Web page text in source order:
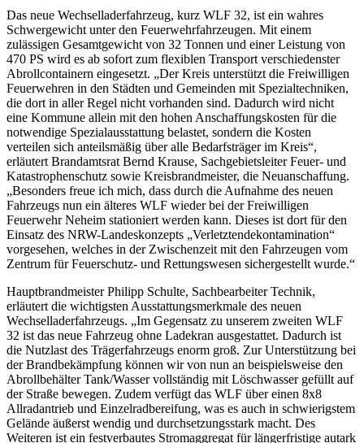
Das neue Wechselladerfahrzeug, kurz WLF 32, ist ein wahres
Schwergewicht unter den Feuerwehrfahrzeugen. Mit einem
zulässigen Gesamtgewicht von 32 Tonnen und einer Leistung von
470 PS wird es ab sofort zum flexiblen Transport verschiedenster
Abrollcontainern eingesetzt. „Der Kreis unterstützt die Freiwilligen
Feuerwehren in den Städten und Gemeinden mit Spezialtechniken,
die dort in aller Regel nicht vorhanden sind. Dadurch wird nicht
eine Kommune allein mit den hohen Anschaffungskosten für die
notwendige Spezialausstattung belastet, sondern die Kosten
verteilen sich anteilsmäßig über alle Bedarfsträger im Kreis“,
erläutert Brandamtsrat Bernd Krause, Sachgebietsleiter Feuer- und
Katastrophenschutz sowie Kreisbrandmeister, die Neuanschaffung.
„Besonders freue ich mich, dass durch die Aufnahme des neuen
Fahrzeugs nun ein älteres WLF wieder bei der Freiwilligen
Feuerwehr Neheim stationiert werden kann. Dieses ist dort für den
Einsatz des NRW-Landeskonzepts „Verletztendekontamination“
vorgesehen, welches in der Zwischenzeit mit den Fahrzeugen vom
Zentrum für Feuerschutz- und Rettungswesen sichergestellt wurde.“
Hauptbrandmeister Philipp Schulte, Sachbearbeiter Technik,
erläutert die wichtigsten Ausstattungsmerkmale des neuen
Wechselladerfahrzeugs. „Im Gegensatz zu unserem zweiten WLF
32 ist das neue Fahrzeug ohne Ladekran ausgestattet. Dadurch ist
die Nutzlast des Trägerfahrzeugs enorm groß. Zur Unterstützung bei
der Brandbekämpfung können wir von nun an beispielsweise den
Abrollbehälter Tank/Wasser vollständig mit Löschwasser gefüllt auf
der Straße bewegen. Zudem verfügt das WLF über einen 8x8
Allradantrieb und Einzelradbereifung, was es auch in schwierigstem
Gelände äußerst wendig und durchsetzungsstark macht. Des
Weiteren ist ein festverbautes Stromaggregat für längerfristige autark